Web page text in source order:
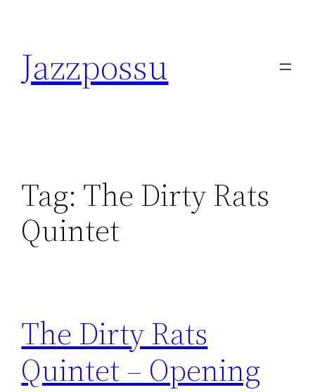
content
Jazzpossu
Tag: The Dirty Rats
Quintet
The Dirty Rats
Quintet – Opening